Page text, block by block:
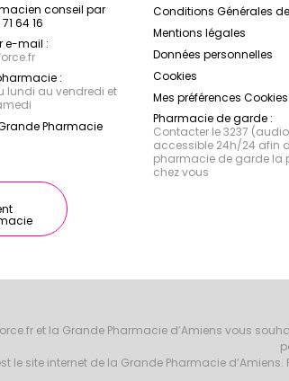
conseil par
64 16
e-mail :
:
lundi au vendredi et
Pharmacie
Conditions Générales
Mentions légales
Données personnelles
Cookies
Mes préférences Cookies
Pharmacie de garde :
Contacter le 3237
accessible 24h/24 afin
pharmacie de garde la
chez vous
et la Grande Pharmacie d’Amiens vous
le site internet de la Grande Pharmacie